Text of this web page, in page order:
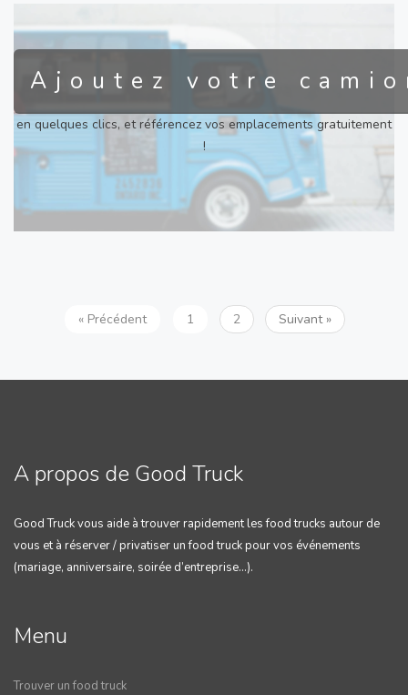
Ajoutez votre
en quelques clics, et référencez vos emplacements gratuitement
!
« Précédent 1 2 Suivant »
A propos de Good Truck
Good Truck vous aide à trouver rapidement les food trucks autour de
vous et à réserver / privatiser un food truck pour vos événements
(mariage, anniversaire, soirée d’entreprise…).
Menu
Trouver un food truck